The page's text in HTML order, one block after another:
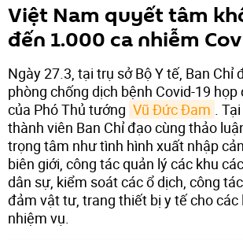
Việt Nam quyết tâm
đến 1.000 ca nhiễm
Ngày 27.3, tại trụ sở Bộ Y tế, Ban Chỉ
phòng chống dịch bệnh Covid-19
của Phó Thủ tướng Vũ Đức Đam .
thành viên Ban Chỉ đạo cùng thảo
trọng tâm như tình hình xuất nhập
biên giới, công tác quản lý các khu
dân sự, kiểm soát các ổ dịch, công
đảm vật tư, trang thiết bị y tế cho
nhiệm vụ.